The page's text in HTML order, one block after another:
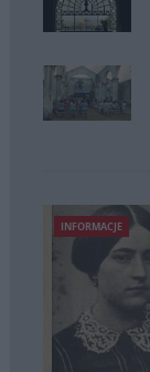
INFORMACJE